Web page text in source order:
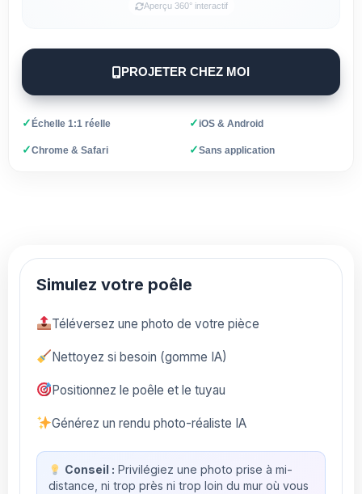
Aperçu 360° interactif
PROJETER CHEZ MOI
✓Échelle 1:1 réelle ✓iOS & Android
✓Chrome & Safari ✓Sans application
Simulez votre poêle
Téléversez une photo de votre pièce
Nettoyez si besoin (gomme IA)
Positionnez le poêle et le tuyau
Générez un rendu photo-réaliste IA
Conseil : Privilégiez une photo prise à mi-
distance, ni trop près ni trop loin du mur où vous